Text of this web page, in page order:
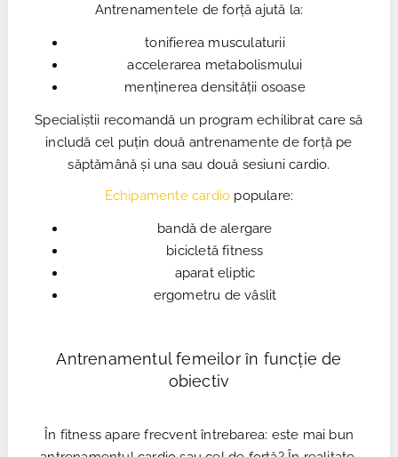
Antrenamentele de forță ajută la:
tonifierea musculaturii
accelerarea metabolismului
menținerea densității osoase
Specialiștii recomandă un program echilibrat care să
includă cel puțin două antrenamente de forță pe
săptămână și una sau două sesiuni cardio.
Echipamente cardio populare:
bandă de alergare
bicicletă fitness
aparat eliptic
ergometru de vâslit
Antrenamentul femeilor în funcție de
obiectiv
În fitness apare frecvent întrebarea: este mai bun